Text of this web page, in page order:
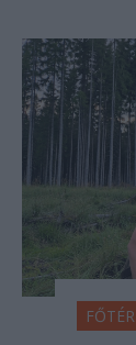
FŐTÉR